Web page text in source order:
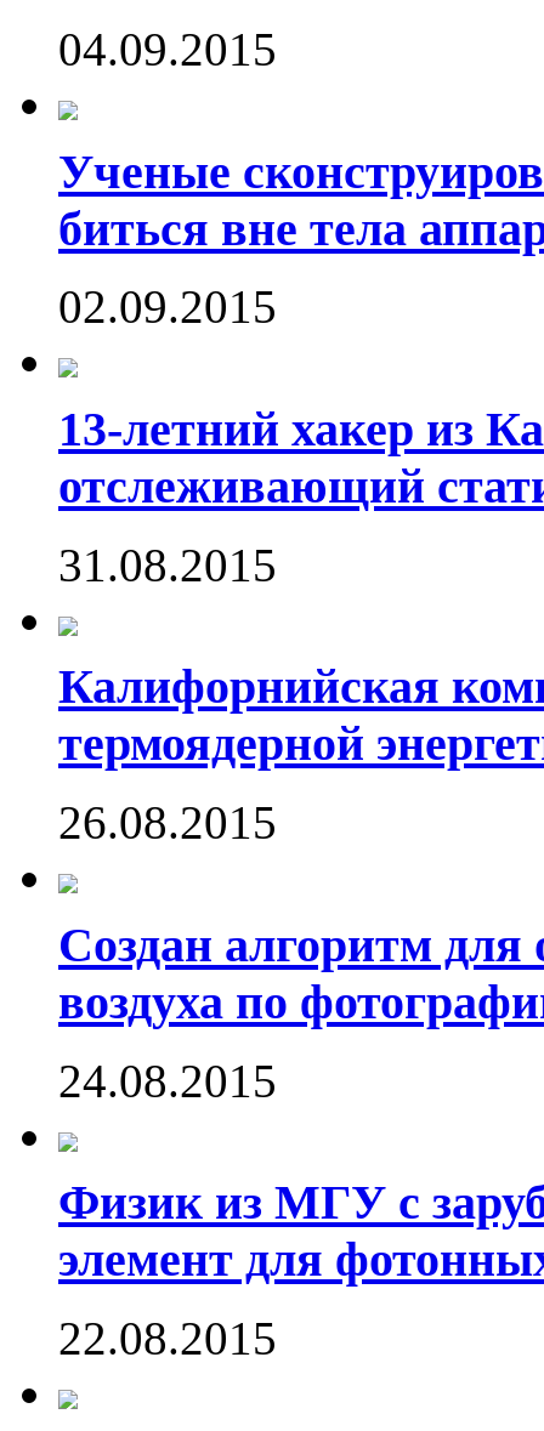
04.09.2015
Ученые
биться вне тела
02.09.2015
13-летний хакер из
отслеживающий
31.08.2015
Калифорнийская
термоядерной
26.08.2015
Создан алгоритм для
воздуха по
24.08.2015
Физик из МГУ с
элемент для
22.08.2015